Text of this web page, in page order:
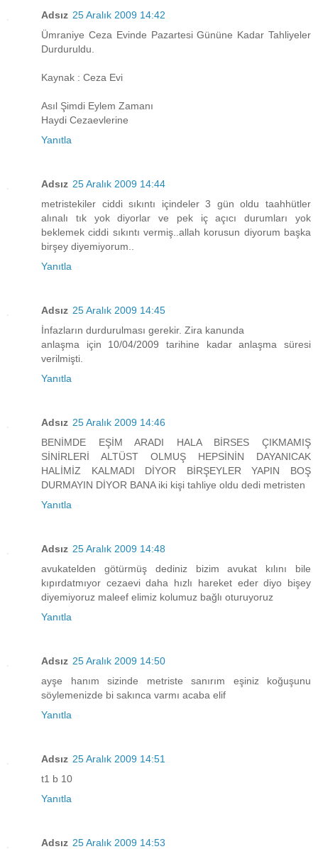
Adsız 25 Aralık 2009 14:42
Ümraniye Ceza Evinde Pazartesi Gününe Kadar Tahliyeler
Durduruldu.
Kaynak : Ceza Evi
Asıl Şimdi Eylem Zamanı
Haydi Cezaevlerine
Yanıtla
Adsız 25 Aralık 2009 14:44
metristekiler ciddi sıkıntı içindeler 3 gün oldu taahhütler
alınalı tık yok diyorlar ve pek iç açıcı durumları yok
beklemek ciddi sıkıntı vermiş..allah korusun diyorum başka
birşey diyemiyorum..
Yanıtla
Adsız 25 Aralık 2009 14:45
İnfazların durdurulması gerekir. Zira kanunda
anlaşma için 10/04/2009 tarihine kadar anlaşma süresi
verilmişti.
Yanıtla
Adsız 25 Aralık 2009 14:46
BENİMDE EŞİM ARADI HALA BİRSES ÇIKMAMIŞ
SİNİRLERİ ALTÜST OLMUŞ HEPSİNİN DAYANICAK
HALİMİZ KALMADI DİYOR BİRŞEYLER YAPIN BOŞ
DURMAYIN DİYOR BANA iki kişi tahliye oldu dedi metristen
Yanıtla
Adsız 25 Aralık 2009 14:48
avukatelden götürmüş dediniz bizim avukat kılını bile
kıpırdatmıyor cezaevi daha hızlı hareket eder diyo bişey
diyemiyoruz maleef elimiz kolumuz bağlı oturuyoruz
Yanıtla
Adsız 25 Aralık 2009 14:50
ayşe hanım sizinde metriste sanırım eşiniz koğuşunu
söylemenizde bi sakınca varmı acaba elif
Yanıtla
Adsız 25 Aralık 2009 14:51
t1 b 10
Yanıtla
Adsız 25 Aralık 2009 14:53